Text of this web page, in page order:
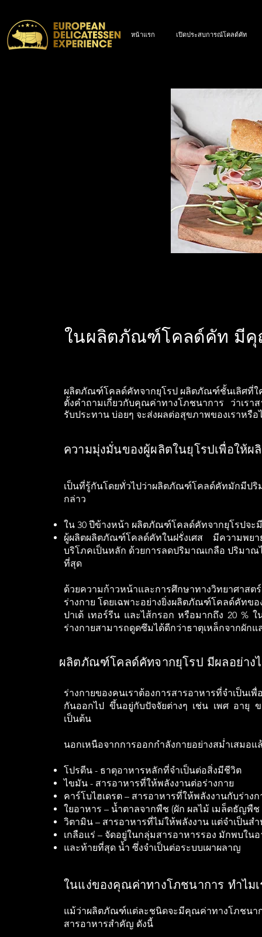
หน้าแรก เปิดประสบการณ์โคลด์คัท
ในผลิตภัณฑ์โคลด์คัท มีคุ
ผลิตภัณฑ์โคลด์คัทจากยุโรป ผลิตภัณฑ์ชั้นเลิศที่ใ
ตั้งคำถามเกี่ยวกับคุณค่าทางโภชนาการ ว่าเร
รับประทาน บ่อยๆ จะส่งผลต่อสุขภาพของเราหรือ
ความมุ่งมั่นของผู้ผลิตในยุโรปเพื่อให้
เป็นที่รู้กันโดยทั่วไปว่าผลิตภัณฑ์โคลด์คัทมักมี
กล่าว
ใน 30 ปีข้างหน้า ผลิตภัณฑ์โคลด์คัทจากยุโรปจะ
ผู้ผลิตผลิตภัณฑ์โคลด์คัทในฝรั่งเศส มีความพย
บริโภคเป็นหลัก ด้วยการลดปริมาณเกลือ ปริมาณ
ที่สุด
ด้วยความก้าวหน้าและการศึกษาทางวิทยาศ
ร่างกาย โดยเฉพาะอย่างยิ่งผลิตภัณฑ์โคลด์คัทข
ปาเต้ เทอร์รีน และไส้กรอก หรือมากถึง 20 %
ร่างกายสามารถดูดซึมได้ดีกว่าธาตุเหล็กจากผักแ
ผลิตภัณฑ์โคลด์คัทจากยุโรป มีผลอย่าง
ร่างกายของคนเราต้องการสารอาหารที่จำเป็น
กันออกไป ขึ้นอยู่กับปัจจัยต่างๆ เช่น เพศ อายุ
เป็นต้น
นอกเหนือจากการออกกำลังกายอย่างสม่ำเสมอ
โปรตีน - ธาตุอาหารหลักที่จำเป็นต่อสิ่งมีชีวิต
ไขมัน - สารอาหารที่ให้พลังงานต่อร่างกาย
คาร์โบไฮเดรต – สารอาหารที่ให้พลังงานกับร่างก
ใยอาหาร – น้ำตาลจากพืช (ผัก ผลไม้ เมล็ดธัญพื
วิตามิน – สารอาหารที่ไม่ให้พลังงาน แต่จำเป็นส
เกลือแร่ – จัดอยู่ในกลุ่มสารอาหารรอง มักพบใ
และท้ายที่สุด น้ำ ซึ่งจำเป็นต่อระบบเผาผลาญ
ในแง่ของคุณค่าทางโภชนาการ ทำไ
แม้ว่าผลิตภัณฑ์แต่ละชนิดจะมีคุณค่าทางโภชนา
สารอาหารสำคัญ ดังนี้